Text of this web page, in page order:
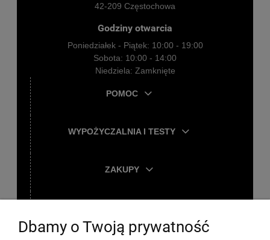
42-209 Częstochowa
Godziny otwarcia
Poniedziałek - Piątek: 10:00 - 19:00
Sobota: 10:00 - 14:00
Niedziela: Zamknięte
POMOC
WYPOŻYCZALNIA I TESTY
ZAKUPY
Dbamy o Twoją prywatność